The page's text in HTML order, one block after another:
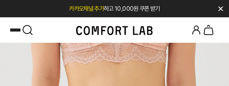
첫 구매 시 베스트셀러 50% 즉시 할인 ✕